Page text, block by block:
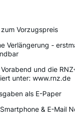
Vorzugspreis
Verlängerung -
und die
unter: www.rnz.de
als E-Paper
& E-Mail